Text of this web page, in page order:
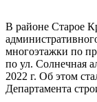
В районе Старое
многоэтажки по
по ул. Солнечная
2022 г. Об этом
Департамента